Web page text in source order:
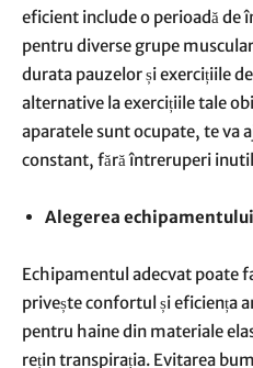
eficient include o perioadă de
pentru diverse grupe
durata pauzelor și exercițiile
alternative la exercițiile tale
aparatele sunt ocupate, te va
constant, fără întreruperi
Alegerea echipamentului
Echipamentul adecvat poate
privește confortul și eficiența
pentru haine din materiale
rețin transpirația. Evitarea